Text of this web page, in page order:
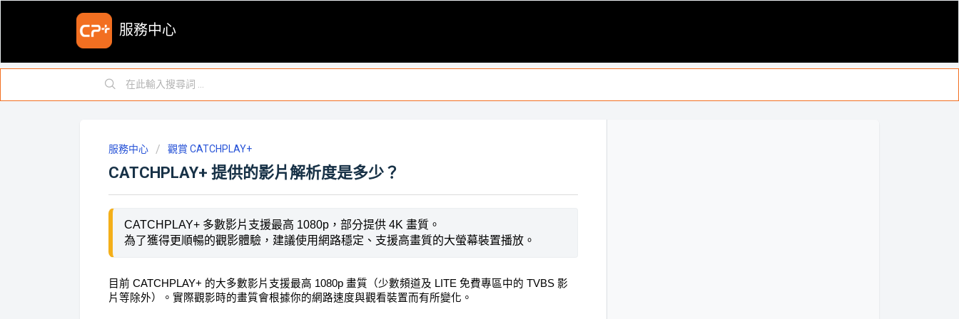
服務中心
服務中心 觀賞 CATCHPLAY+
CATCHPLAY+ 提供的影片解析度是多少？
CATCHPLAY+ 多數影片支援最高 1080p，部分提供 4K 畫質。
為了獲得更順暢的觀影體驗，建議使用網路穩定、支援高畫質的大螢幕裝置播放。
目前 CATCHPLAY+ 的大多數影片支援最高 1080p 畫質（少數頻道及 LITE 免費專區中的 TVBS 影
片等除外）。 實際觀影時的畫質會根據你的網路速度與觀看裝置而有所變化。